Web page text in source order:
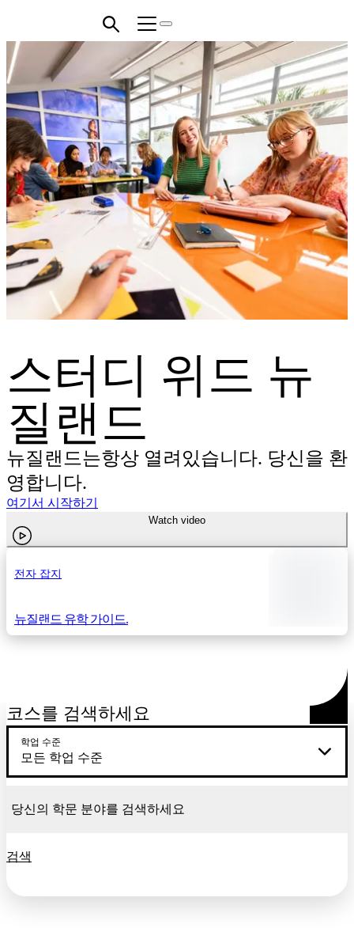
스터디 위드 뉴
질랜드
뉴질랜드는항상 열려있습니다. 당신을 환
영합니다.
여기서 시작하기
Watch video
전자 잡지
뉴질랜드 유학 가이드.
코스를 검색하세요
학업 수준
모든 학업 수준
검색